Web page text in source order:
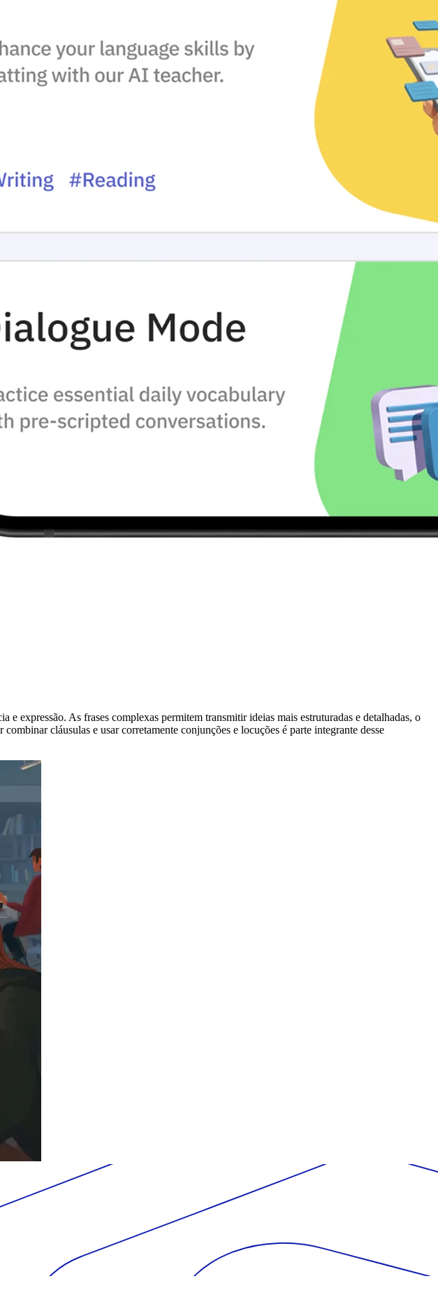
expressão. As frases complexas permitem transmitir ideias mais estruturadas e detalhadas, o
cláusulas e usar corretamente conjunções e locuções é parte integrante desse